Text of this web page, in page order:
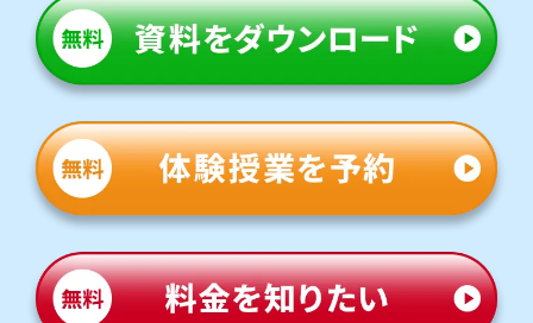
学校から15分の立地にあるため、無理なく通塾できます。
通塾の負担が少ないので、学習習慣づくりや部活動との両
立にも安心です。
定期テスト対策
数学（教科書：学校図書 中学校数学）
第一中では基礎的な計算問題は学校で扱った問題やその
類題がほとんどですが、一部応用問題も出題されます。時
間配分が高得点のポイントになるため、テスト前には、一
ます。
英語（教科書：光村→開隆堂 中1より）
第一中は教科書やワークからの出題が中心ですが、応用問
題も混じるため油断できません。トライでが過去の単元か